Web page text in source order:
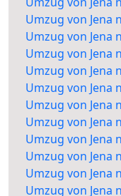
Umzug von Jena
Umzug von Jena
Umzug von Jena
Umzug von Jena
Umzug von Jena
Umzug von Jena
Umzug von Jena
Umzug von Jena
Umzug von Jena
Umzug von Jena
Umzug von Jena